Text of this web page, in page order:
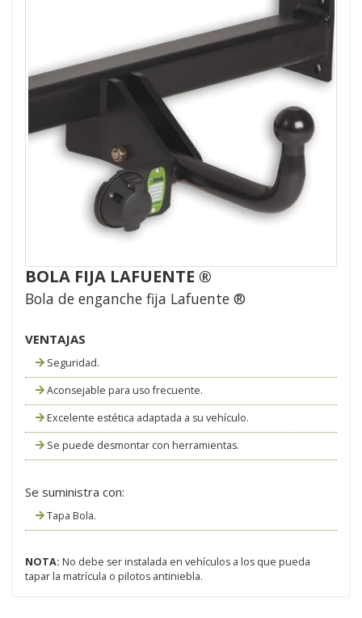
BOLA FIJA LAFUENTE ®
Bola de enganche fija Lafuente ®
VENTAJAS
Seguridad.
Aconsejable para uso frecuente.
Excelente estética adaptada a su vehículo.
Se puede desmontar con herramientas.
Se suministra con:
Tapa Bola.
NOTA: No debe ser instalada en vehículos a los que pueda
tapar la matrícula o pilotos antiniebla.